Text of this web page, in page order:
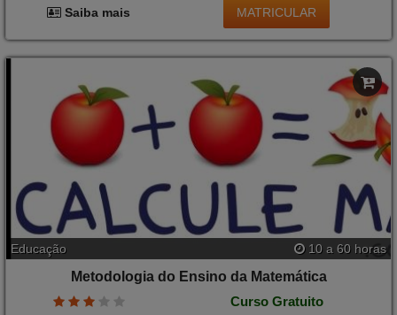
Saiba mais MATRICULAR
Educação 10 a 60 horas
Metodologia do Ensino da Matemática
Curso Gratuito